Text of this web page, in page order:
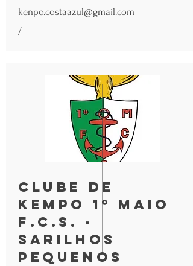
kenpo.costaazul@gmail.com
/
Clube de
Kempo 1º Maio
F.C.S. -
Sarilhos
Pequenos